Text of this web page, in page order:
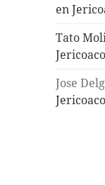
en
Tato
Jose